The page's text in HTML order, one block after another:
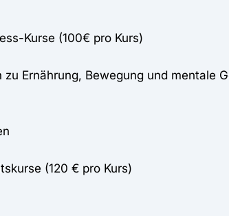
Kurse (100€ pro Kurs)
Ernährung, Bewegung und mentale
(120 € pro Kurs)